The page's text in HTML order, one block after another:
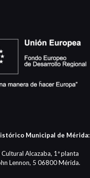
Municipal de Mérida:
Alcazaba, 1ª planta
Lennon, 5 06800 Mérida.